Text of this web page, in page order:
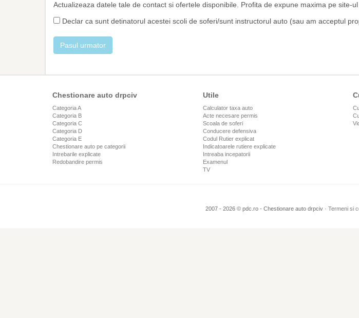
Actualizeaza datele tale de contact si ofertele disponibile. Profita de expune maxima pe site-
Declar ca sunt detinatorul acestei scoli de soferi/sunt instructorul auto (sau am acceptul
Pasul urmator
Chestionare auto drpciv
Categoria A
Categoria B
Categoria C
Categoria D
Categoria E
Chestionare auto pe categorii
Intrebarile explicate
Redobandire permis
Utile
Calculator taxa auto
Acte necesare permis
Scoala de soferi
Conducere defensiva
Codul Rutier explicat
Indicatoarele rutiere explicate
Intreaba incepatorii
Examenul
TV
2007 - 2026 © pdc.ro - Chestionare auto drpciv · Termeni si